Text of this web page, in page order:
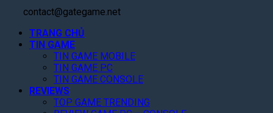
contact@gategame.net
TRANG CHỦ
TIN GAME
TIN GAME MOBILE
TIN GAME PC
TIN GAME CONSOLE
REVIEWS
TOP GAME TRENDING